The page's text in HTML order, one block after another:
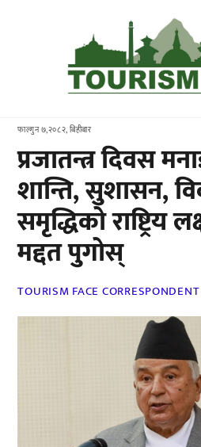
फाल्गुन ७,२०८२, बिहीबार
प्रजातन्त्र दिवस
शान्ति, सुशासन,
समृद्धिको राष्ट्रिय
मद्दत पुगोस्
TOURISM FACE CORRESPONDENT